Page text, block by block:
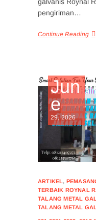
pengiriman…
Continue Reading
Jun
e
29, 2026
ARTIKEL,
TERBAIK ROYNAL
TALANG METAL
TALANG METAL